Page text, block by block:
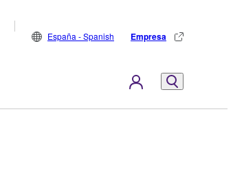
España - Spanish Empresa